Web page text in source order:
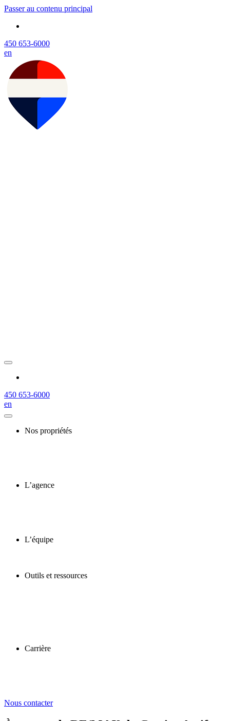
Passer au contenu principal
450 653-6000
en
450 653-6000
en
Nos propriétés
L’agence
L’équipe
Outils et ressources
Carrière
Nous contacter